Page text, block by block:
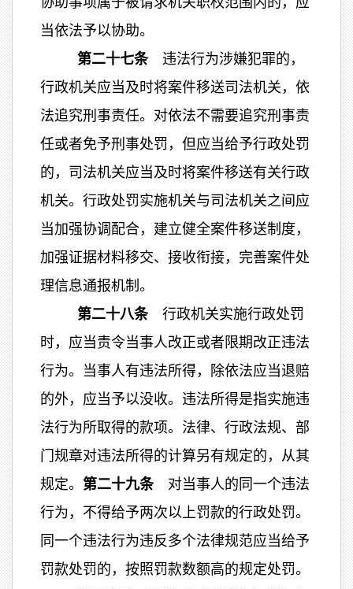
当依法予以协助。
第二十七条 违法行为涉嫌犯罪的，
行政机关应当及时将案件移送司法机关，依
法追究刑事责任。对依法不需要追究刑事责
任或者免予刑事处罚，但应当给予行政处罚
的，司法机关应当及时将案件移送有关行政
机关。行政处罚实施机关与司法机关之间应
当加强协调配合，建立健全案件移送制度，
加强证据材料移交、接收衔接，完善案件处
理信息通报机制。
第二十八条行政机关实施行政处罚
时，应当责令当事人改正或者限期改正违法
行为。当事人有违法所得，除依法应当退赔
的外，应当予以没收。违法所得是指实施违
法行为所取得的款项。法律、行政法规、部
门规章对违法所得的计算另有规定的，从其
规定。 第二十九条对当事人的同一个违法
行为，不得给予两次以上罚款的行政处罚。
同一个违法行为违反多个法律规范应当给予
罚款处罚的，按照罚款数额高的规定处罚。